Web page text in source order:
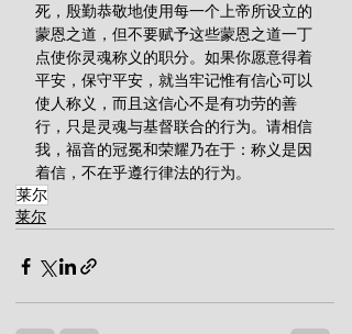
死，殷勤恭敬地使用每一个上帝所设立的
蒙恩之道，但不要赋予这些蒙恩之道一丁
点使你灵魂称义的职分。如果你愿意得着
平安，保守平安，就当牢记惟有信心可以
使人称义，而且这信心不是有功劳的善
行，只是灵魂与基督联合的行为。请相信
我，福音的冠冕和荣耀乃在于：称义是因
着信，不在乎遵行律法的行为。
莱尔
莱尔